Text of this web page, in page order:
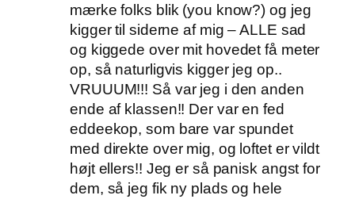
mærke folks blik (you know?) og jeg
kigger til siderne af mig – ALLE sad
og kiggede over mit hovedet få meter
op, så naturligvis kigger jeg op..
VRUUUM!!! Så var jeg i den anden
ende af klassen!! Der var en fed
eddeekop, som bare var spundet
med direkte over mig, og loftet er vildt
højt ellers!! Jeg er så panisk angst for
dem, så jeg fik ny plads og hele